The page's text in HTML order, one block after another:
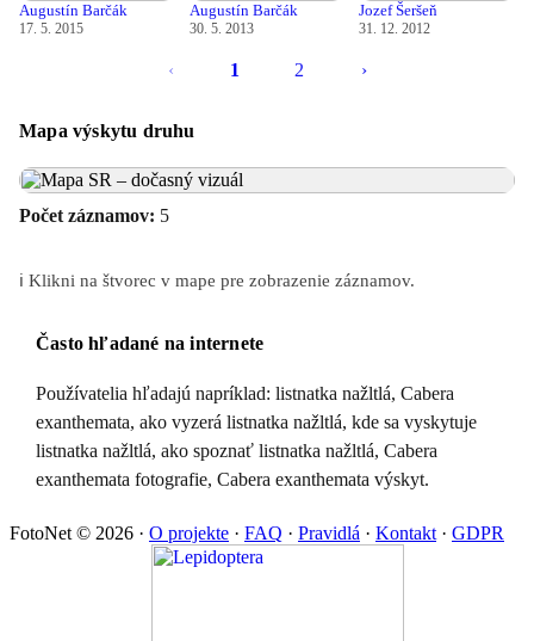
Augustín Barčák
17. 5. 2015
Augustín Barčák
30. 5. 2013
Jozef Šeršeň
31. 12. 2012
‹ 1 2 ›
Mapa výskytu druhu
Počet záznamov: 5
ℹ️ Klikni na štvorec v mape pre zobrazenie záznamov.
Často hľadané na internete
Používatelia hľadajú napríklad: listnatka nažltlá, Cabera
exanthemata, ako vyzerá listnatka nažltlá, kde sa vyskytuje
listnatka nažltlá, ako spoznať listnatka nažltlá, Cabera
exanthemata fotografie, Cabera exanthemata výskyt.
FotoNet © 2026 · O projekte · FAQ · Pravidlá · Kontakt · GDPR